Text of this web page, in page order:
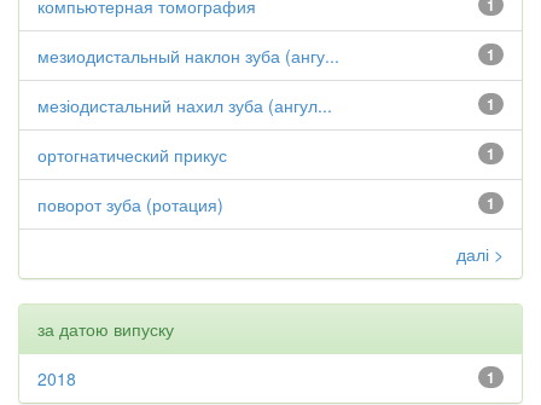
1
компьютерная томография
1
мезиодистальный наклон зуба (ангу...
1
мезіодистальний нахил зуба (ангул...
1
ортогнатический прикус
1
поворот зуба (ротация)
далі >
за датою випуску
1
2018